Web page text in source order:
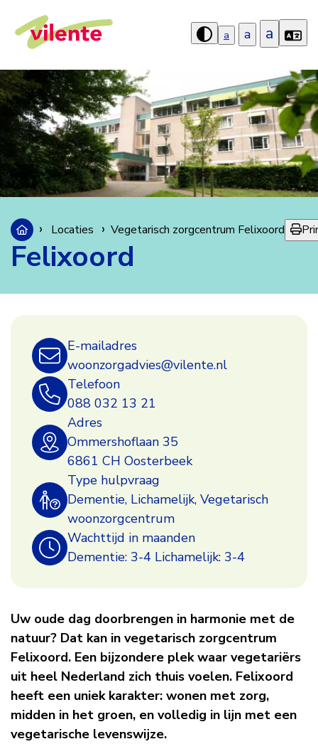
Hoog
aanzetten
a a a
Locaties Vegetarisch zorgcentrum Felixoord
Felixoord
Vegetarisch
zorgcentrum
Felixoord
Uw oude dag doorbrengen in harmonie met de
natuur? Dat kan in vegetarisch zorgcentrum
Felixoord. Een bijzondere plek waar vegetariërs
uit heel Nederland zich thuis voelen. Felixoord
heeft een uniek karakter: wonen met zorg,
midden in het groen, en volledig in lijn met een
vegetarische levenswijze.
E-mailadres
woonzorgadvies@vilente.nl
Telefoon
088 032 13 21
Adres
Ommershoflaan 35
6861 CH Oosterbeek
Type hulpvraag
Dementie, Lichamelijk, Vegetarisch
woonzorgcentrum
Wachttijd in maanden
Dementie: 3-4 Lichamelijk: 3-4
Nieuws
Nieuws
Nieuws